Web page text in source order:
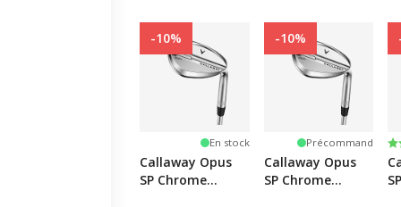
-10%
En stock
Callaway Opus
SP Chrome
-10%
Précommand
Callaway Opus
SP Chrome